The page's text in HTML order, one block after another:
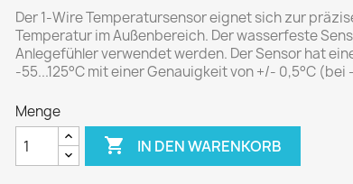
Der 1-Wire Temperatursensor eignet sich zur
Temperatur im Außenbereich. Der wasserfeste
Anlegefühler verwendet werden. Der Sensor hat
-55...125°C mit einer Genauigkeit von +/- 0,5°C (bei
Menge
 IN DEN WARENKORB